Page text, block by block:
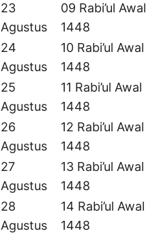
23
Agustus
09 Rabi’ul Awal
1448
24
Agustus
10 Rabi’ul Awal
1448
25
Agustus
11 Rabi’ul Awal
1448
26
Agustus
12 Rabi’ul Awal
1448
27
Agustus
13 Rabi’ul Awal
1448
28
Agustus
14 Rabi’ul Awal
1448